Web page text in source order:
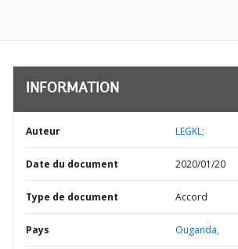
INFORMATION
Auteur LEGKL;
Date du document 2020/01/20
Type de document Accord
Pays Ouganda,